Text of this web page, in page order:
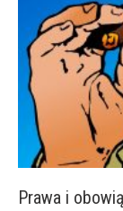
Prawa i